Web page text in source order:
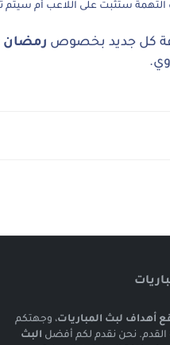
التهمة ستثبت على اللاعب أم سيتم
كل جديد بخصوص رمضان
أهداف لبث المباريات، وجهتكم
القدم. نحن نقدم لكم أفضل البث